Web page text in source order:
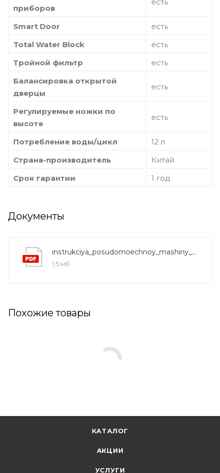
приборов
Smart Door
есть
Total Water Block
есть
Тройной фильтр
есть
Балансировка открытой
дверцы
есть
Регулируемые ножки по
высоте
есть
Потребление воды/цикл
12 л
Страна-производитель
Китай
Срок гарантии
1 год
Документы
instrukciya_posudomoechnoy_mashiny_candy_cdi1l38_07
1,5 мб
Похожие товары
КАТАЛОГ
АКЦИИ
УСЛУГИ